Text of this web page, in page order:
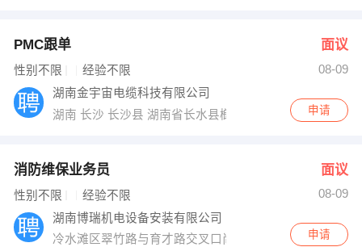
水电/机修
出纳
编辑
跟单
其他职位
PMC跟单 面议
性别不限 经验不限
08-09
湖南金宇宙电缆科技有限公司
湖南 长沙 长沙县 湖南省长水县榔梨镇保家付
申请
消防维保业务员 面议
性别不限 经验不限
08-09
湖南博瑞机电设备安装有限公司
冷水滩区翠竹路与育才路交叉口尚东大厦11楼
申请